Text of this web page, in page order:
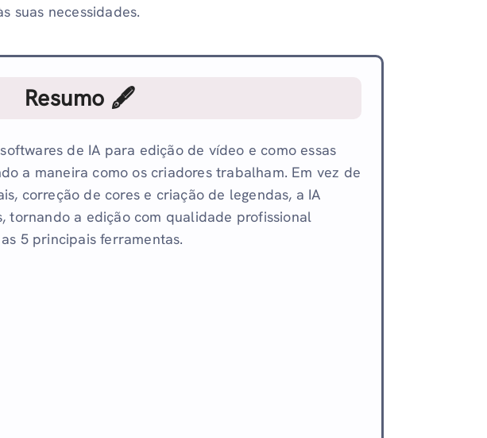
suas necessidades.
Resumo 🖋
de IA para edição de vídeo e como essas
a maneira como os criadores trabalham. Em vez de
correção de cores e criação de legendas, a IA
tornando a edição com qualidade profissional
5 principais ferramentas.